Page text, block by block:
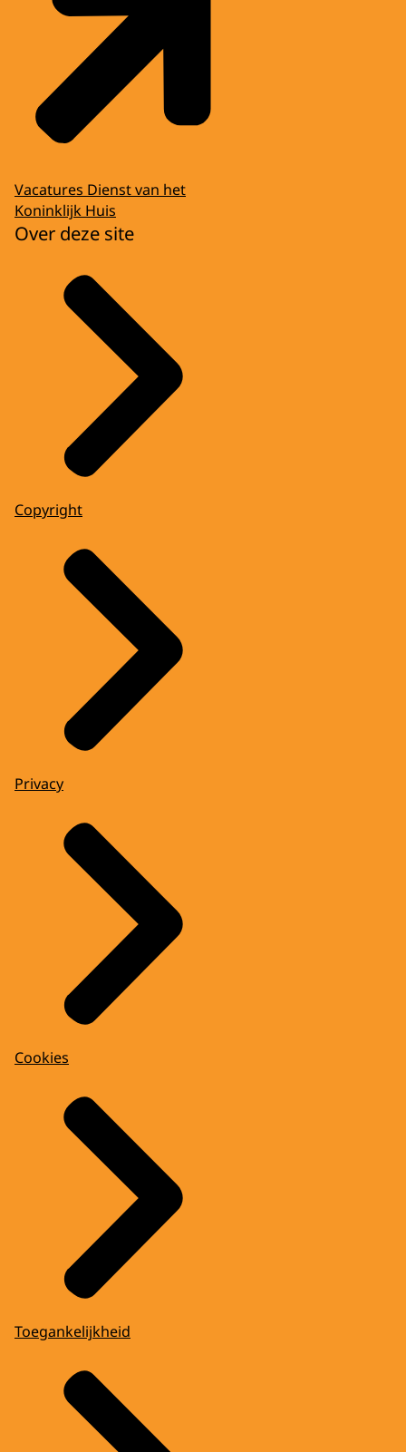
Vacatures Dienst van het
Koninklijk Huis
Over deze site
Copyright
Privacy
Cookies
Toegankelijkheid